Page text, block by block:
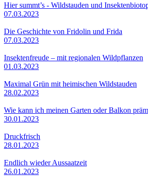
Hier summt’s - Wildstauden und
07.03.2023
Die Geschichte von Fridolin und Frida
07.03.2023
Insektenfreude – mit regionalen Wildpflanzen
01.03.2023
Maximal Grün mit heimischen Wildstauden
28.02.2023
Wie kann ich meinen Garten oder Balkon
30.01.2023
Druckfrisch
28.01.2023
Endlich wieder Aussaatzeit
26.01.2023